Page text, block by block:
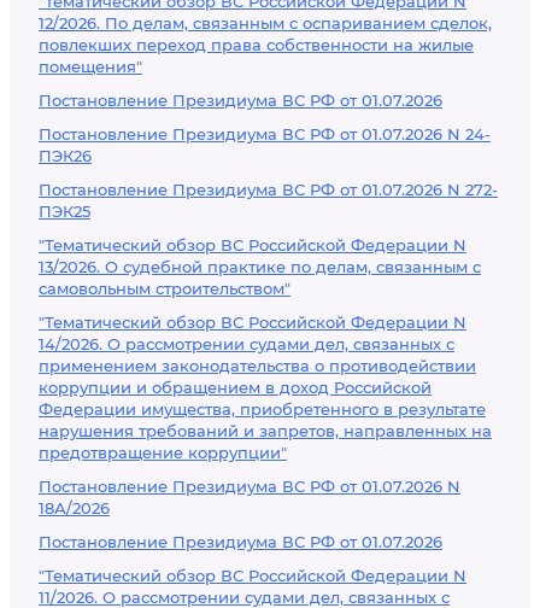
12/2026. По делам, связанным с оспариванием сделок,
повлекших переход права собственности на жилые
помещения"
Постановление Президиума ВС РФ от 01.07.2026
Постановление Президиума ВС РФ от 01.07.2026 N 24-
ПЭК26
Постановление Президиума ВС РФ от 01.07.2026 N 272-
ПЭК25
"Тематический обзор ВС Российской Федерации N
13/2026. О судебной практике по делам, связанным с
самовольным строительством"
"Тематический обзор ВС Российской Федерации N
14/2026. О рассмотрении судами дел, связанных с
применением законодательства о противодействии
коррупции и обращением в доход Российской
Федерации имущества, приобретенного в результате
нарушения требований и запретов, направленных на
предотвращение коррупции"
Постановление Президиума ВС РФ от 01.07.2026 N
18А/2026
Постановление Президиума ВС РФ от 01.07.2026
"Тематический обзор ВС Российской Федерации N
11/2026. О рассмотрении судами дел, связанных с